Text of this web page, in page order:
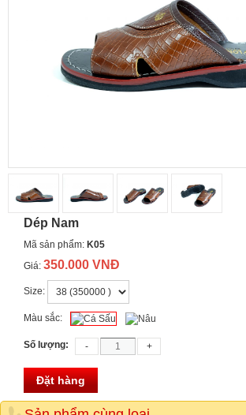
Dép Nam
Mã sản phẩm: K05
Giá: 350.000 VNĐ
Size:
Màu sắc:
Số lượng:
Đặt hàng